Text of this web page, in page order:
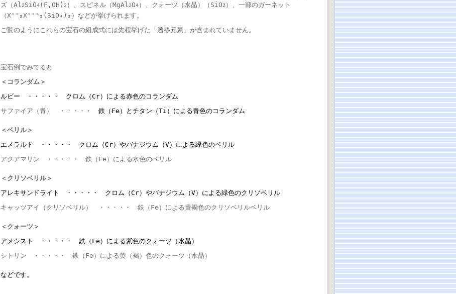
ズ（Al2SiO4(F,OH) 2 ）、スピネル（MgAl2O4）、クォーツ（水晶）（SiO2 ）、一部のガーネット
（X''₃X'''₂(SiO₄)₃）などが挙げられます。
ご覧のようにこれらの宝石の組成式には先程挙げた「遷移元素」が含まれていません。
宝石例でみてると
＜コランダム＞
ルビー ・・・・・ クロム（Cr）による赤色のコランダム
サファイア（青） ・・・・・ 鉄（Fe）とチタン（Ti）による青色のコランダム
＜ベリル＞
エメラルド ・・・・・ クロム（Cr）やバナジウム（V）による緑色のベリル
アクアマリン ・・・・・ 鉄（Fe）による水色のベリル
＜クリソベリル＞
アレキサンドライト ・・・・・ クロム（Cr）やバナジウム（V）による緑色のクリソベリル
キャッツアイ（クリソベリル） ・・・・・ 鉄（Fe）による黄褐色のクリソベリルベリル
＜クォーツ＞
アメシスト ・・・・・ 鉄（Fe）による紫色のクォーツ（水晶）
シトリン ・・・・・ 鉄（Fe）による黄（褐）色のクォーツ（水晶）
などです。